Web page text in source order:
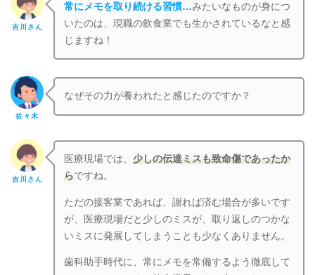
吉川さん
常にメモを取り続ける習慣…みたいなものが身につ
いたのは、現職の飲食業でも生かされているなと感
じますね！
佐々木
なぜその力が養われたと感じたのですか？
吉川さん
医療現場では、少しの伝達ミスも致命傷であったか
らですね。
ただの接客業であれば、謝れば済む場合が多いです
が、医療現場だと少しのミスが、取り返しのつかな
いミスに発展してしまうことも少なくありません。
歯科助手時代に、常にメモを常備するよう徹底して